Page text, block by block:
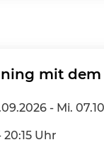
mit
- Mi.
20:15 Uhr